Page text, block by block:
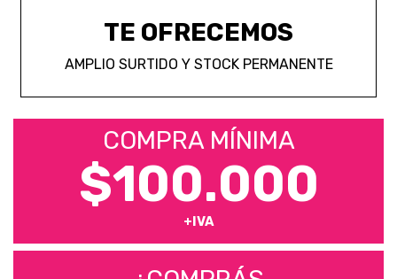
TE OFRECEMOS
AMPLIO SURTIDO Y STOCK PERMANENTE
COMPRA MÍNIMA
$100.000
+IVA